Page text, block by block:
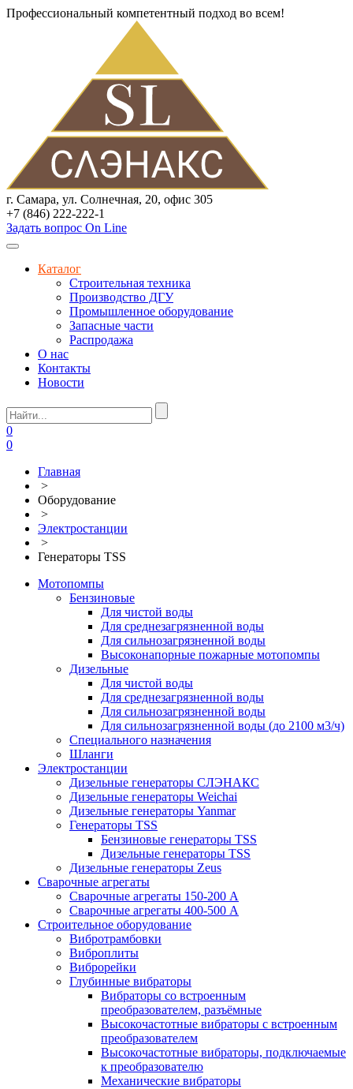
Профессиональный компетентный подход во всем!
г. Самара, ул. Солнечная, 20, офис 305
+7 (846) 222-222-1
Задать вопрос On Line
Каталог
Строительная техника
Производство ДГУ
Промышленное оборудование
Запасные части
Распродажа
О нас
Контакты
Новости
0
0
Главная
>
Оборудование
>
Электростанции
>
Генераторы TSS
Мотопомпы
Бензиновые
Для чистой воды
Для среднезагрязненной воды
Для сильнозагрязненной воды
Высоконапорные пожарные мотопомпы
Дизельные
Для чистой воды
Для среднезагрязненной воды
Для сильнозагрязненной воды
Для сильнозагрязненной воды (до 2100 м3/ч)
Специального назначения
Шланги
Электростанции
Дизельные генераторы СЛЭНАКС
Дизельные генераторы Weichai
Дизельные генераторы Yanmar
Генераторы TSS
Бензиновые генераторы TSS
Дизельные генераторы TSS
Дизельные генераторы Zeus
Сварочные агрегаты
Сварочные агрегаты 150-200 А
Сварочные агрегаты 400-500 А
Строительное оборудование
Вибротрамбовки
Виброплиты
Виброрейки
Глубинные вибраторы
Вибраторы со встроенным
преобразователем, разъёмные
Высокочастотные вибраторы с встроенным
преобразователем
Высокочастотные вибраторы, подключаемые
к преобразователю
Механические вибраторы